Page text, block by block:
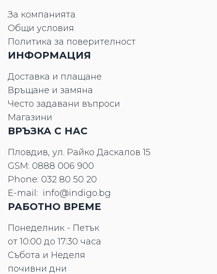
За компанията
Общи условия
Политика за поверителност
ИНФОРМАЦИЯ
Доставка и плащане
Връщане и замяна
Често задавани въпроси
Магазини
ВРЪЗКА С НАС
Пловдив, ул. Райко Даскалов 15
GSM: 0888 006 900
Phone: 032 80 50 20
E-mail: info@indigo.bg
РАБОТНО ВРЕМЕ
Понеделник - Петък
от 10:00 до 17:30 часа
Събота и Неделя
почивни дни